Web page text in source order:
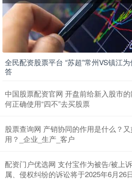
全民配资股票平台 “苏超”常州VS镇江
答
中国股票配资官网 开盘前给新入股市
何正确使用“四不”去买股票
股票查询网 产销协同的作用是什么？
用？_企业_生产_客户
配资门户优选网 支付宝作为被告/被上
属、侵权纠纷的诉讼将于2025年6月26